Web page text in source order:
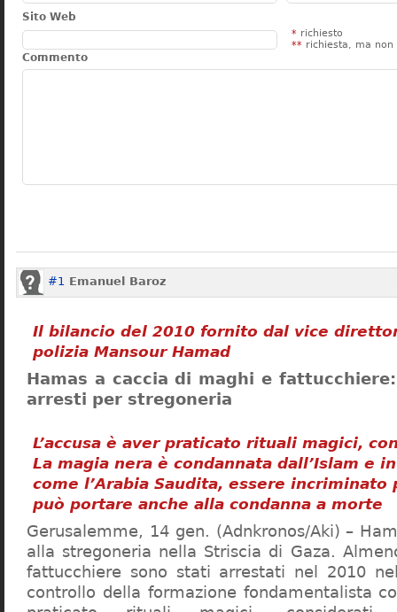
Sito Web
* richiesto
** richiesta, ma non
Commento
#1 Emanuel Baroz
Il bilancio del 2010 fornito dal vice
polizia Mansour Hamad
Hamas a caccia di maghi e
arresti per stregoneria
L’accusa è aver praticato rituali magici,
La magia nera è condannata dall’Islam e
come l’Arabia Saudita, essere incriminato
può portare anche alla condanna a morte
Gerusalemme, 14 gen. (Adnkronos/Aki) –
alla stregoneria nella Striscia di Gaza.
fattucchiere sono stati arrestati nel 2010
controllo della formazione fondamentalista